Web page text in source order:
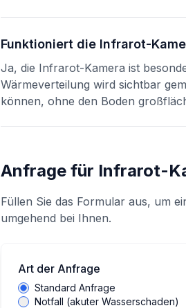
Funktioniert die Infrarot-
Ja, die Infrarot-Kamera ist
Wärmeverteilung wird sichtbar
können, ohne den Boden
Anfrage für Infrarot-
Füllen Sie das Formular aus, um
umgehend bei Ihnen.
Art der Anfrage
Standard Anfrage
Notfall (akuter Wasserschaden)